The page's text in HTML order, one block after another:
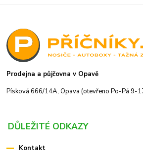
Prodejna a půjčovna v Opavě
Písková 666/14A, Opava (otevřeno Po-Pá 9-
DŮLEŽITÉ ODKAZY
Kontakt